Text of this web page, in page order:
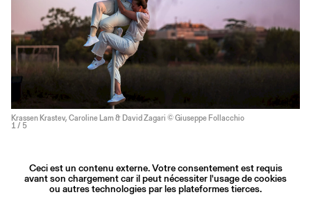
Krassen Krastev, Caroline Lam & David Zagari © Giuseppe Follacchio
1 / 5
Ceci est un contenu externe. Votre consentement est requis
avant son chargement car il peut nécessiter l'usage de cookies
ou autres technologies par les plateformes tierces.